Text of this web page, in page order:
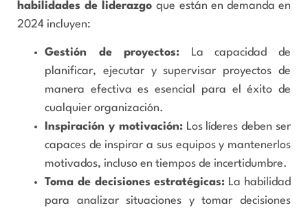
habilidades de liderazgoque están en demanda en
2024 incluyen:
Gestión de proyectos: La capacidad de
planificar, ejecutar y supervisar proyectos de
manera efectiva es esencial para el éxito de
cualquier organización.
Inspiración y motivación:Los líderes deben ser
capaces de inspirar a sus equipos y mantenerlos
motivados, incluso en tiempos de incertidumbre.
Toma de decisiones estratégicas: La habilidad
para analizar situaciones y tomar decisiones